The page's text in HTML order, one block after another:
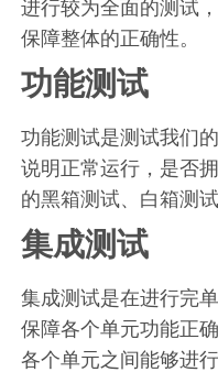
进行较为全面的测试
保障整体的正确性。
功能测试
功能测试是测试我们
说明正常运行，是否
的黑箱测试、白箱测
集成测试
集成测试是在进行完
保障各个单元功能正
各个单元之间能够进